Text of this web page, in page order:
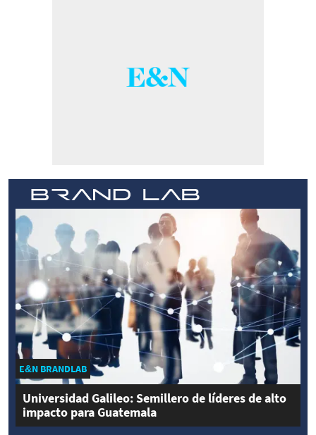
E&N BRANDLAB
Universidad Galileo: Semillero de líderes de alto
impacto para Guatemala